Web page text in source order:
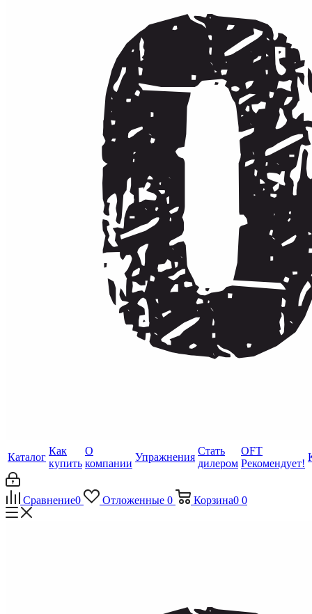
Каталог
Как
купить
О
компании
Упражнения
Стать
дилером
OFT
Рекомендует!
Сравнение0 Отложенные 0 Корзина0 0